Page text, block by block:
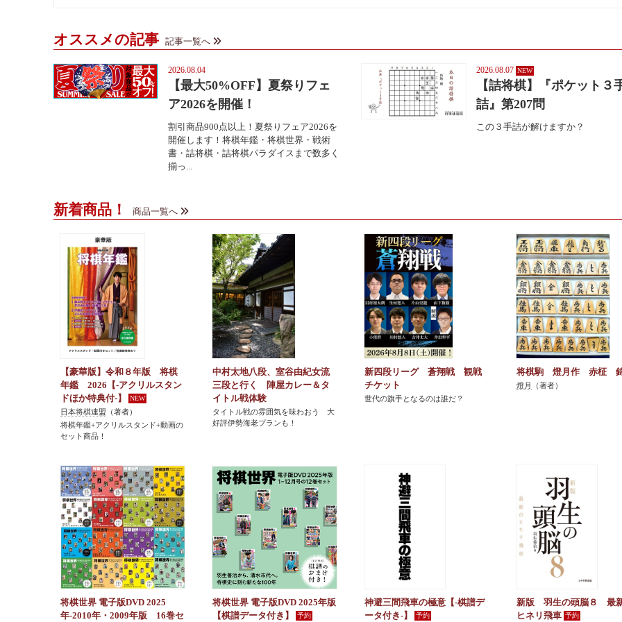
オススメの記事 記事一覧へ
2026.08.04
【最大50%OFF】夏祭りフェ
ア2026を開催！
割引商品900点以上！夏祭りフェア2026を
開催します！将棋年鑑・将棋世界・戦術
書・詰将棋・詰将棋パラダイスまで数多く
揃っ...
2026.08.07
【詰将棋】『ポケット３
詰』第207問
この３手詰が解けますか？
新着商品！ 商品一覧へ
【豪華版】令和８年版 将棋
年鑑 2026【-アクリルスタン
ドほか特典付-】
日本将棋連盟 （著者）
将棋年鑑+アクリルスタンド+動画の
セット商品！
中村太地八段、室谷由紀女流
三段と行く 陣屋カレー＆タ
イトル戦体験
タイトル戦の雰囲気を味わおう 大
好評伊勢海老プランも！
新四段リーグ 蒼翔戦 観戦
チケット
世代の旗手となるのは誰だ？
将棋駒 燈月作 赤柾
燈月 （著者）
将棋世界 電子版DVD 2025
年-2010年・2009年版 16巻セ
将棋世界 電子版DVD 2025年版
【棋譜データ付き】
神避三間飛車の極意【-棋譜デ
ータ付き-】
新版 羽生の頭脳８ 最
ヒネリ飛車